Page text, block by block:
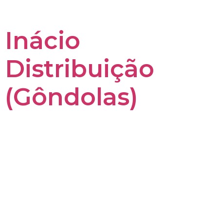
Inácio
Distribuição
(Gôndolas)